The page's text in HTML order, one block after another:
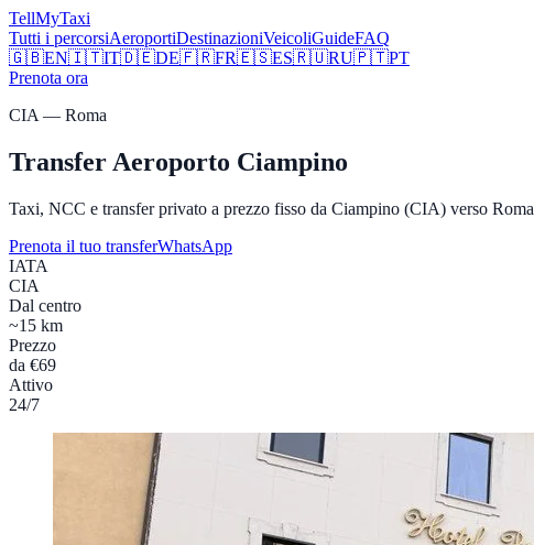
TellMyTaxi
Tutti i percorsiAeroportiDestinazioniVeicoliGuideFAQ
🇬🇧EN🇮🇹IT🇩🇪DE🇫🇷FR🇪🇸ES🇷🇺RU🇵🇹PT
Prenota ora
CIA — Roma
Transfer Aeroporto Ciampino
Taxi, NCC e transfer privato a prezzo fisso da Ciampino (CIA) verso Roma
Prenota il tuo transferWhatsApp
IATA
CIA
Dal centro
~15 km
Prezzo
da €69
Attivo
24/7